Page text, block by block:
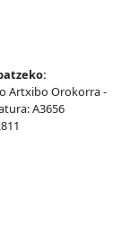
Artxibo Orokorra -
A3656